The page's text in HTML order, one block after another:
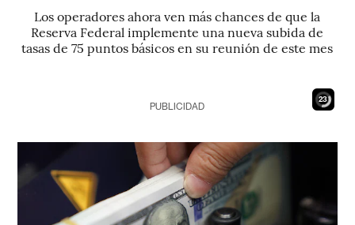
Los operadores ahora ven más chances de que la
Reserva Federal implemente una nueva subida de
tasas de 75 puntos básicos en su reunión de este mes
22
PUBLICIDAD